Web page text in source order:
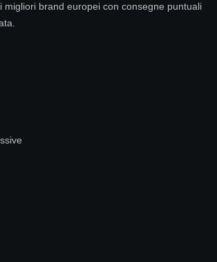
migliori brand europei con consegne puntuali